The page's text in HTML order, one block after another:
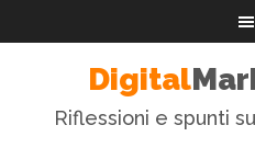
Digital
Riflessioni e spunti